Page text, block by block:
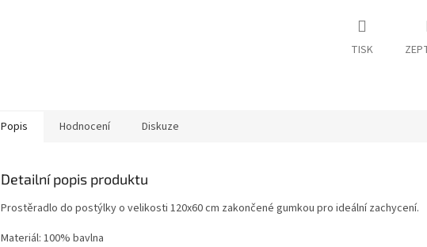
TISK
Popis Hodnocení Diskuze
Detailní popis produktu
Prostěradlo do postýlky o velikosti 120x60 cm zakončené gumkou pro ideální zachycení.
Materiál: 100% bavlna